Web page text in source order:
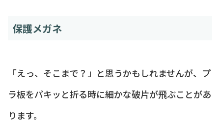
保護メガネ
「えっ、そこまで？」と思うかもしれませんが、プ
ラ板をパキッと折る時に細かな破片が飛ぶことがあ
ります。